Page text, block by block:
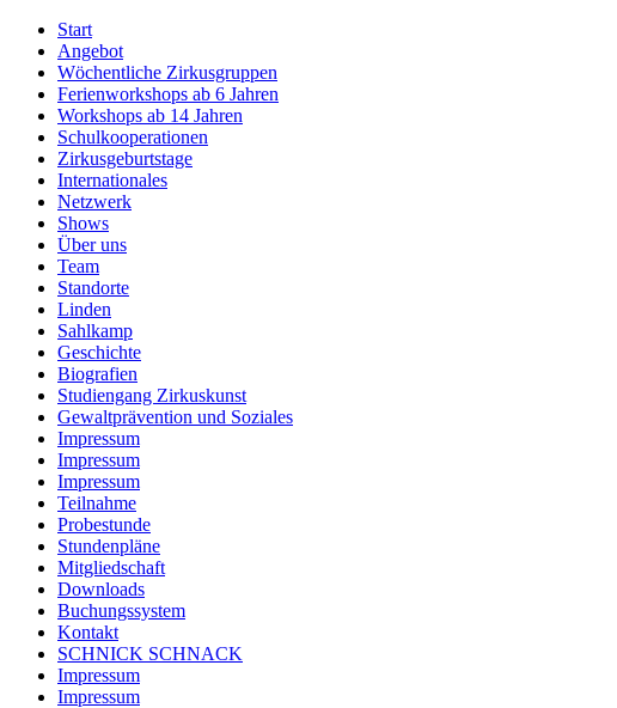
Start
Angebot
Wöchentliche Zirkusgruppen
Ferienworkshops ab 6 Jahren
Workshops ab 14 Jahren
Schulkooperationen
Zirkusgeburtstage
Internationales
Netzwerk
Shows
Über uns
Team
Standorte
Linden
Sahlkamp
Geschichte
Biografien
Studiengang Zirkuskunst
Gewaltprävention und Soziales
Impressum
Impressum
Impressum
Teilnahme
Probestunde
Stundenpläne
Mitgliedschaft
Downloads
Buchungssystem
Kontakt
SCHNICK SCHNACK
Impressum
Impressum